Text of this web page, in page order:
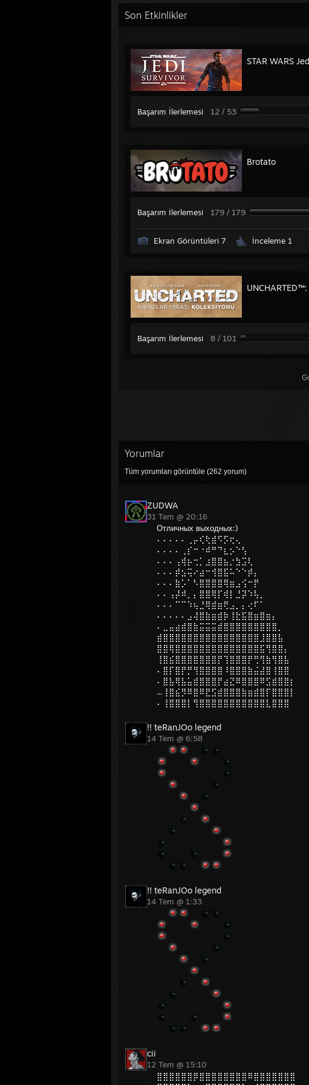
Son Etkinlikler
STAR WARS
Başarım İlerlemesi 12 / 53
Brotato
Başarım İlerlemesi 179 / 179
Ekran Görüntüleri 7 İnceleme 1
Başarım İlerlemesi 8 / 101
Yorumlar
Tüm yorumları görüntüle (262 yorum)
ZUDWA
31 Tem @ 20:16
Отличных выходных:)
⠄⠄⠄⠄⠄⢀⡤⢎⢗⣾⠫⡫⢖⢄
⠄⠄⠄⠄⢀⡎⠒⠐⠾⠛⠙⣆⡢⠑⢣
⠄⠄⠄⢠⢾⡦⢒⡁⣰⣿⣿⣦⡐⣳⣩⢇
⠄⠄⠄⡾⣢⢭⠔⣴⠒⢺⣿⣯⠥⠑⠑⡾⡄
⠄⠄⠄⣷⡡⠁⠣⣿⣿⣿⣿⢿⣶⣠⢪⠒⡟
⠄⠄⢠⡼⠾⡀⡄⣿⣿⢿⡏⢾⡇⣘⡽⠱⢧⡀
⠄⠄⠄⠉⠉⠱⢦⣘⢿⣾⣶⢟⣠⡀⡄⢔⠏⠁
⠄⠄⠄⠄⠄⣠⢼⣿⣷⣶⣾⡷⢸⣗⣯⣿⣶⣿⣶⡄
⠄⣀⣤⣴⣾⣿⣷⣭⣭⣭⣾⣿⣿⣿⣿⣿⣿⣿⣿⣿⡀
⣾⣿⣿⣿⣿⣿⣿⣿⣿⣿⣿⣿⣿⣿⣿⣿⣿⣸⣿⣿⣧
⣿⣿⢿⣿⣿⣿⣿⣿⣿⣿⣿⣿⣿⣿⣿⣿⣿⣯⢻⣿⣿⡄
⢸⣿⣮⣿⣿⣿⣿⣿⣿⣿⡟⢹⣿⣿⣿⡟⢛⢻⣷⢻⣿⣧
⠄⣿⡏⣿⡟⡛⢻⣿⣿⣿⣿⠸⣿⣿⣿⣷⣬⣼⣿⢸⣿⣿
⠄⣿⣧⢿⣧⣥⣾⣿⣿⣿⡟⣴⣝⠿⣿⣿⣿⠿⣫⣾⣿⣿⡆
...⢸⣿⣮⡻⠿⣿⠿⣟⣫⣾⣿⣿⣿⣷⣶⣾⣿⡏⣿⣿⣿⡇
⠄⢸⣿⣿⣿⡇⢻⣿⣿⣿⣿⣿⣿⣿⣿⣿⣿⣿⣇⣿⣿⣿
14 Tem @ 6:58
14 Tem @ 1:33
cii
12 Tem @ 15:10
⣿⣿⣿⣿⣿⣿⡿⣿⣿⣿⣿⣿⣿⣿⣿⠿⣿⣿⣿⣿⣿⣿⣿